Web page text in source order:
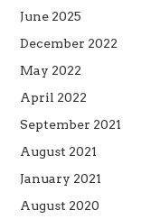
June 2025
December 2022
May 2022
April 2022
September 2021
August 2021
January 2021
August 2020